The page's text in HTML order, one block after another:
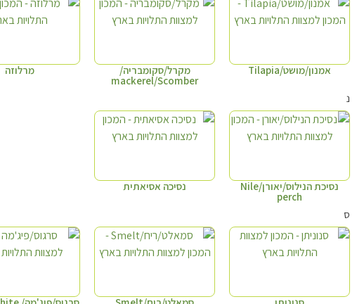
אמנון/מושט/Tilapia מקרל/סקומבריה/
mackerel/Scomber
מרלוזה
נ
נסיכת הנילוס/יאורן/Nile
perch
נסיכה אסיאתית
ס